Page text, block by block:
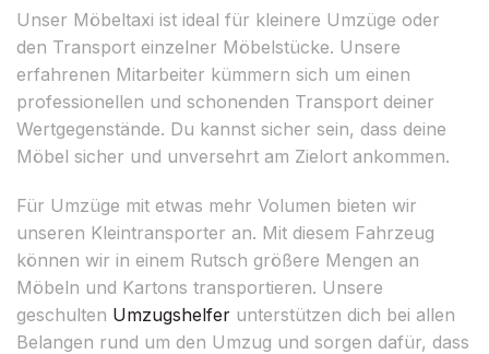
Unser Möbeltaxi ist ideal für kleinere Umzüge oder
den Transport einzelner Möbelstücke. Unsere
erfahrenen Mitarbeiter kümmern sich um einen
professionellen und schonenden Transport deiner
Wertgegenstände. Du kannst sicher sein, dass deine
Möbel sicher und unversehrt am Zielort ankommen.
Für Umzüge mit etwas mehr Volumen bieten wir
unseren Kleintransporter an. Mit diesem Fahrzeug
können wir in einem Rutsch größere Mengen an
Möbeln und Kartons transportieren. Unsere
geschulten Umzugshelfer unterstützen dich bei allen
Belangen rund um den Umzug und sorgen dafür, dass